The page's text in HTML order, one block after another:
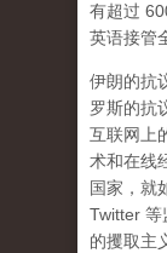
有超过
英语接管
伊朗的抗
罗斯的抗
互联网上
术和在线
国家，就
Twitter 等
的攫取主